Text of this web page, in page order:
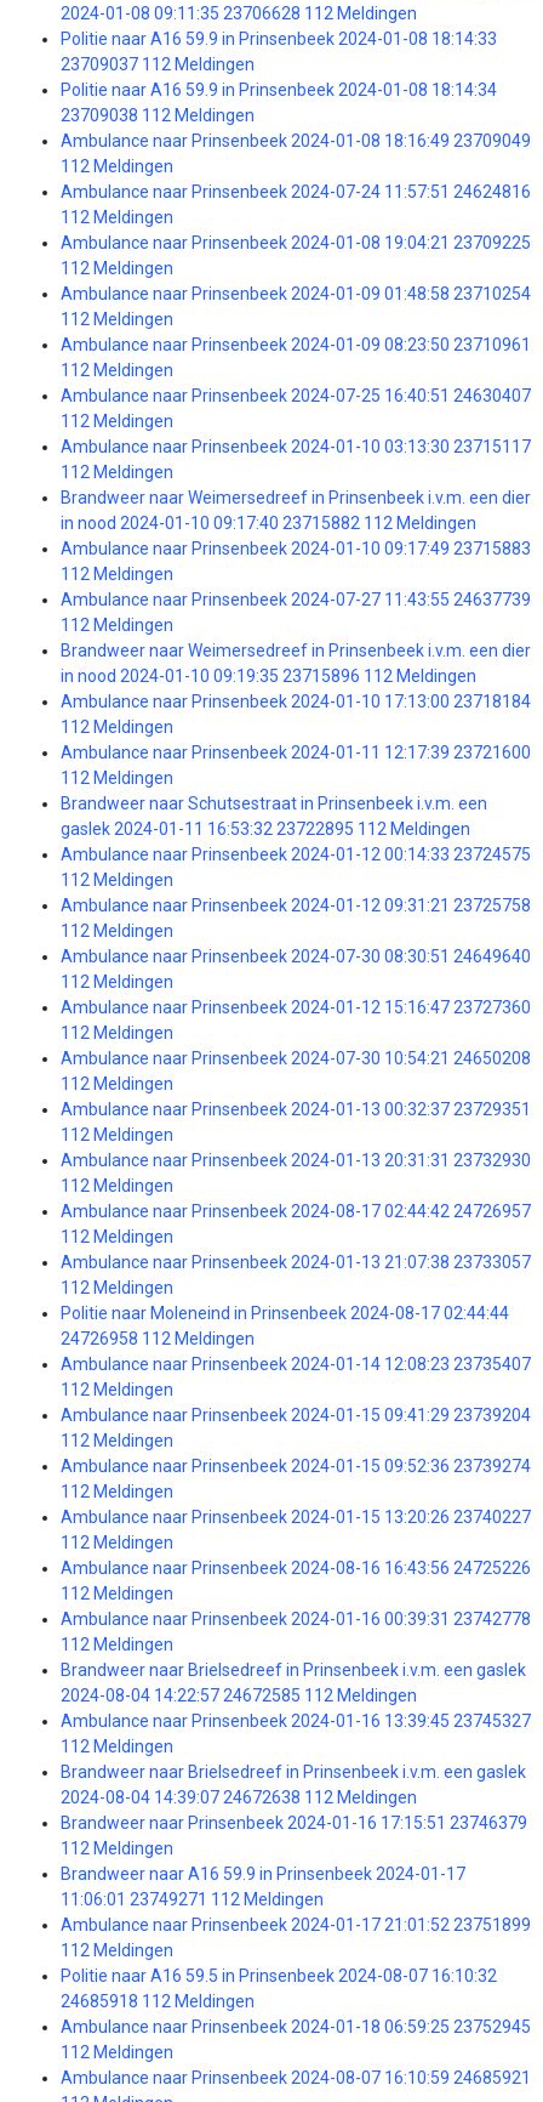
2024-01-08 09:11:35 23706628 112 Meldingen
Politie naar A16 59.9 in Prinsenbeek 2024-01-08 18:14:33
23709037 112 Meldingen
Politie naar A16 59.9 in Prinsenbeek 2024-01-08 18:14:34
23709038 112 Meldingen
Ambulance naar Prinsenbeek 2024-01-08 18:16:49 23709049
112 Meldingen
Ambulance naar Prinsenbeek 2024-07-24 11:57:51 24624816
112 Meldingen
Ambulance naar Prinsenbeek 2024-01-08 19:04:21 23709225
112 Meldingen
Ambulance naar Prinsenbeek 2024-01-09 01:48:58 23710254
112 Meldingen
Ambulance naar Prinsenbeek 2024-01-09 08:23:50 23710961
112 Meldingen
Ambulance naar Prinsenbeek 2024-07-25 16:40:51 24630407
112 Meldingen
Ambulance naar Prinsenbeek 2024-01-10 03:13:30 23715117
112 Meldingen
Brandweer naar Weimersedreef in Prinsenbeek i.v.m. een dier
in nood 2024-01-10 09:17:40 23715882 112 Meldingen
Ambulance naar Prinsenbeek 2024-01-10 09:17:49 23715883
112 Meldingen
Ambulance naar Prinsenbeek 2024-07-27 11:43:55 24637739
112 Meldingen
Brandweer naar Weimersedreef in Prinsenbeek i.v.m. een dier
in nood 2024-01-10 09:19:35 23715896 112 Meldingen
Ambulance naar Prinsenbeek 2024-01-10 17:13:00 23718184
112 Meldingen
Ambulance naar Prinsenbeek 2024-01-11 12:17:39 23721600
112 Meldingen
Brandweer naar Schutsestraat in Prinsenbeek i.v.m. een
gaslek 2024-01-11 16:53:32 23722895 112 Meldingen
Ambulance naar Prinsenbeek 2024-01-12 00:14:33 23724575
112 Meldingen
Ambulance naar Prinsenbeek 2024-01-12 09:31:21 23725758
112 Meldingen
Ambulance naar Prinsenbeek 2024-07-30 08:30:51 24649640
112 Meldingen
Ambulance naar Prinsenbeek 2024-01-12 15:16:47 23727360
112 Meldingen
Ambulance naar Prinsenbeek 2024-07-30 10:54:21 24650208
112 Meldingen
Ambulance naar Prinsenbeek 2024-01-13 00:32:37 23729351
112 Meldingen
Ambulance naar Prinsenbeek 2024-01-13 20:31:31 23732930
112 Meldingen
Ambulance naar Prinsenbeek 2024-08-17 02:44:42 24726957
112 Meldingen
Ambulance naar Prinsenbeek 2024-01-13 21:07:38 23733057
112 Meldingen
Politie naar Moleneind in Prinsenbeek 2024-08-17 02:44:44
24726958 112 Meldingen
Ambulance naar Prinsenbeek 2024-01-14 12:08:23 23735407
112 Meldingen
Ambulance naar Prinsenbeek 2024-01-15 09:41:29 23739204
112 Meldingen
Ambulance naar Prinsenbeek 2024-01-15 09:52:36 23739274
112 Meldingen
Ambulance naar Prinsenbeek 2024-01-15 13:20:26 23740227
112 Meldingen
Ambulance naar Prinsenbeek 2024-08-16 16:43:56 24725226
112 Meldingen
Ambulance naar Prinsenbeek 2024-01-16 00:39:31 23742778
112 Meldingen
Brandweer naar Brielsedreef in Prinsenbeek i.v.m. een gaslek
2024-08-04 14:22:57 24672585 112 Meldingen
Ambulance naar Prinsenbeek 2024-01-16 13:39:45 23745327
112 Meldingen
Brandweer naar Brielsedreef in Prinsenbeek i.v.m. een gaslek
2024-08-04 14:39:07 24672638 112 Meldingen
Brandweer naar Prinsenbeek 2024-01-16 17:15:51 23746379
112 Meldingen
Brandweer naar A16 59.9 in Prinsenbeek 2024-01-17
11:06:01 23749271 112 Meldingen
Ambulance naar Prinsenbeek 2024-01-17 21:01:52 23751899
112 Meldingen
Politie naar A16 59.5 in Prinsenbeek 2024-08-07 16:10:32
24685918 112 Meldingen
Ambulance naar Prinsenbeek 2024-01-18 06:59:25 23752945
112 Meldingen
Ambulance naar Prinsenbeek 2024-08-07 16:10:59 24685921